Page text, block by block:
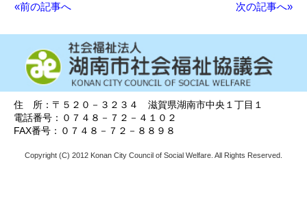
«前の記事へ 次の記事へ»
住 所：〒５２０－３２３４ 滋賀県湖南市中央１丁目１
電話番号：０７４８－７２－４１０２
FAX番号：０７４８－７２－８８９８
Copyright (C) 2012 Konan City Council of Social Welfare. All Rights Reserved.